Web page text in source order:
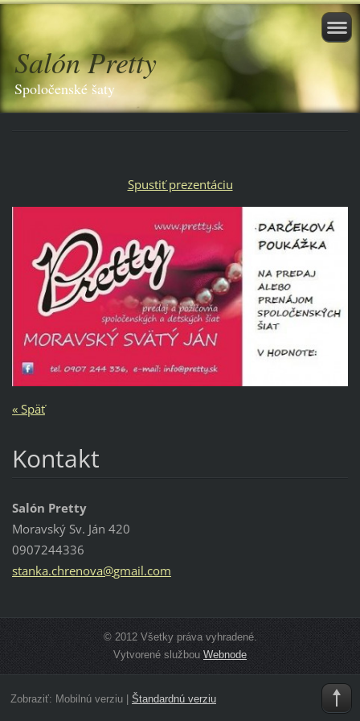
Salón Pretty
Spoločenské šaty
Spustiť prezentáciu
« Späť
Kontakt
Salón Pretty
Moravský Sv. Ján 420
0907244336
stanka.chrenova@gmail.com
© 2012 Všetky práva vyhradené.
Vytvorené službou Webnode
Zobraziť: Mobilnú verziu| Štandardnú verziu